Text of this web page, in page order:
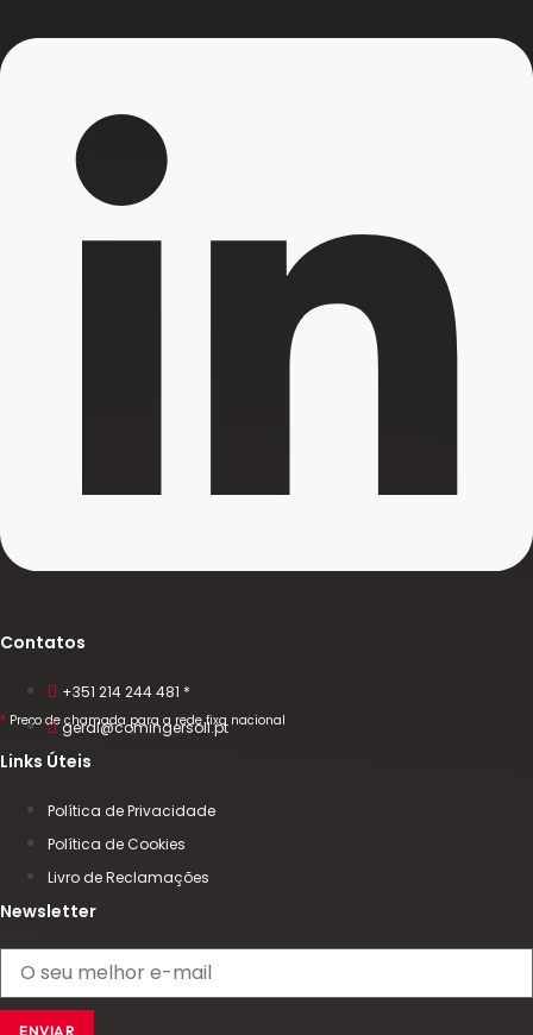
Contatos
+351 214 244 481 *
* Preço de chamada para a rede fixa nacional
geral@comingersoll.pt
Links Úteis
Política de Privacidade
Política de Cookies
Livro de Reclamações
Newsletter
ENVIAR